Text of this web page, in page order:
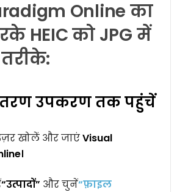
Online का
HEIC को JPG में
उपकरण तक पहुंचें
खोलें और जाएंVisual
“उत्पादों” और चुनें“फ़ाइल